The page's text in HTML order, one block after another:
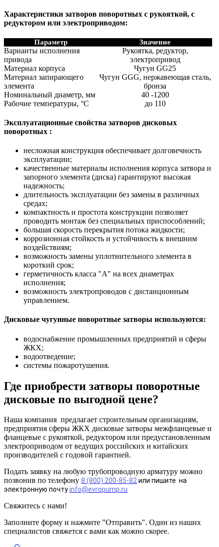
Характеристики затворов поворотных с рукояткой, с
редуктором или электроприводом:
Параметр Значение
Варианты исполнения
привода
Рукоятка, редуктор,
электропривод
Материал корпуса
Чугун GG25
Материал запирающего
элемента
Чугун GGG, нержавеющая сталь,
бронза
Номинальный диаметр, мм
40 -1200
Рабочие температуры, °C
до 110
Эксплуатационные свойства затворов дисковых
поворотных :
несложная конструкция обеспечивает долговечность
эксплуатации;
качественные материалы исполнения корпуса затвора и
запорного элемента (диска) гарантируют высокая
надежность;
длительность эксплуатации без замены в различных
средах;
компактность и простота конструкции позволяет
проводить монтаж без специальных приспособлений;
большая скорость перекрытия потока жидкости;
коррозионная стойкость и устойчивость к внешним
воздействиям;
возможность замены уплотнительного элемента в
короткий срок;
герметичность класса "А" на всех диаметрах
исполнения;
возможность электропроводов с дистанционным
управлением.
Дисковые чугунные поворотные затворы используются:
водоснабжение промышленных предприятий и сферы
ЖКХ;
водоотведение;
системы пожаротушения.
Где приобрести затворы поворотные
дисковые по выгодной цене?
Наша компания предлагает строительным организациям,
предприятия сферы ЖКХ дисковые затворы межфланцевые и
фланцевые с рукояткой, редуктором или предустановленным
электроприводом от ведущих российских и китайских
производителей с годовой гарантией.
Подать заявку на любую трубопроводную арматуру можно
позвонив по телефону 8 (800) 200-85-82или пишите на
электронную почтуinfo@evropump.ru
Свяжитесь с нами!
Заполните форму и нажмите "Отправить". Один из наших
специалистов свяжется с вами как можно скорее.